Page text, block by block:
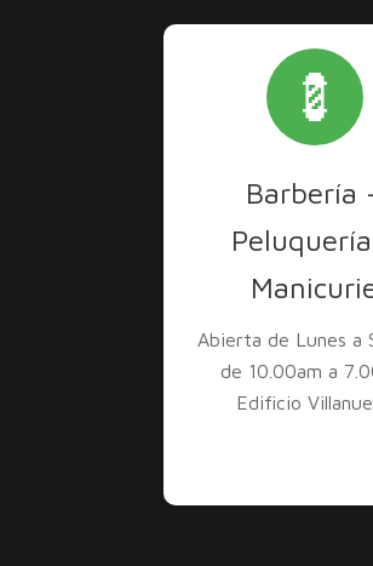
💈
Barbería
Abierta de Lunes a
de 10.00am a
Edificio